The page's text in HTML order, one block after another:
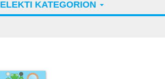
ELEKTI KATEGORION